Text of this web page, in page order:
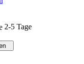
2-5 Tage